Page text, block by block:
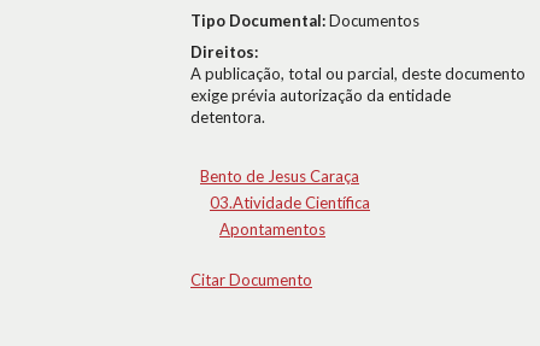
Tipo Documental:Documentos
Direitos:
A publicação, total ou parcial, deste documento
exige prévia autorização da entidade
detentora.
Bento de Jesus Caraça
03.Atividade Científica
Apontamentos
Citar Documento